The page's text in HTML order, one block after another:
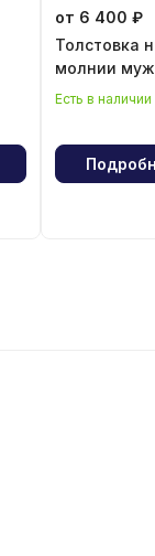
от 6 400 ₽
Толстовка
молнии
Есть в наличии